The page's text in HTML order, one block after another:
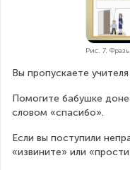
Рис. 7.
Вы пропускаете
Помогите бабушке
словом «спасибо».
Если вы поступили
«извините» или